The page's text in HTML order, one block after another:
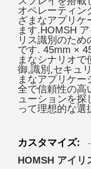
オペレーティン
ざまなアプリケ
ます.HOMSH
リス識別のた
です. 45mm ×
まなシナリオで
御,識別,セキュ
まなアプリケ
全で信頼性の高
ューションを探
って理想的な選
カスタマイズ:
HOMSH アイリ